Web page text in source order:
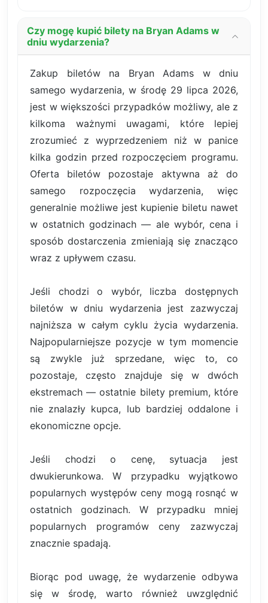
Czy mogę kupić bilety na Bryan Adams w
dniu wydarzenia?
Zakup biletów na Bryan Adams w dniu
samego wydarzenia, w środę 29 lipca 2026,
jest w większości przypadków możliwy, ale z
kilkoma ważnymi uwagami, które lepiej
zrozumieć z wyprzedzeniem niż w panice
kilka godzin przed rozpoczęciem programu.
Oferta biletów pozostaje aktywna aż do
samego rozpoczęcia wydarzenia, więc
generalnie możliwe jest kupienie biletu nawet
w ostatnich godzinach — ale wybór, cena i
sposób dostarczenia zmieniają się znacząco
wraz z upływem czasu.
Jeśli chodzi o wybór, liczba dostępnych
biletów w dniu wydarzenia jest zazwyczaj
najniższa w całym cyklu życia wydarzenia.
Najpopularniejsze pozycje w tym momencie
są zwykle już sprzedane, więc to, co
pozostaje, często znajduje się w dwóch
ekstremach — ostatnie bilety premium, które
nie znalazły kupca, lub bardziej oddalone i
ekonomiczne opcje.
Jeśli chodzi o cenę, sytuacja jest
dwukierunkowa. W przypadku wyjątkowo
popularnych występów ceny mogą rosnąć w
ostatnich godzinach. W przypadku mniej
popularnych programów ceny zazwyczaj
znacznie spadają.
Biorąc pod uwagę, że wydarzenie odbywa
się w środę, warto również uwzględnić